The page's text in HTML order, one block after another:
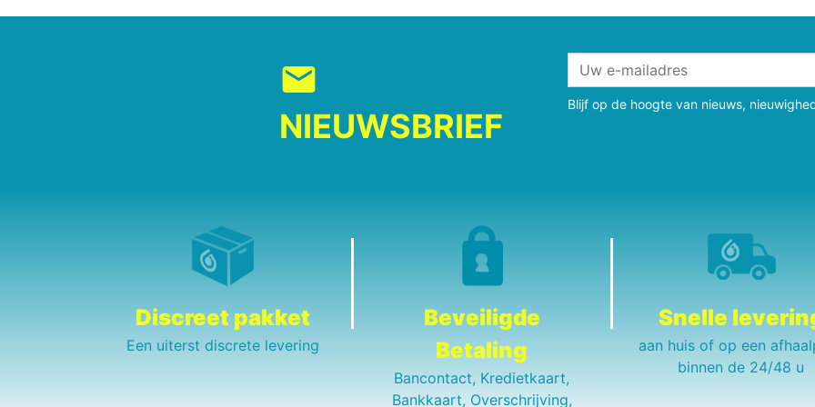
mail
NIEUWSBRIEF
Blijf op de hoogte van nieuws,
Discreet pakket
Een uiterst discrete levering
Beveiligde
Betaling
Bancontact, Kredietkaart,
Bankkaart, Overschrijving,
Snelle
aan huis of op een
binnen de 24/48 u